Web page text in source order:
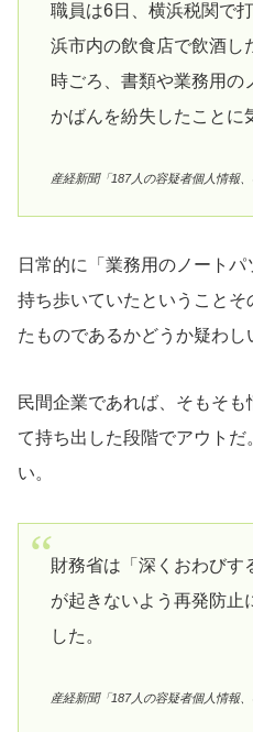
職員は6日、横浜税関で
浜市内の飲食店で飲酒し
時ごろ、書類や業務用の
かばんを紛失したことに
産経新聞「187人の容疑者個人情報
日常的に「業務用のノートパ
持ち歩いていたということ
たものであるかどうか疑わし
民間企業であれば、そもそ
て持ち出した段階でアウト
い。
財務省は「深くおわびす
が起きないよう再発防止
した。
産経新聞「187人の容疑者個人情報